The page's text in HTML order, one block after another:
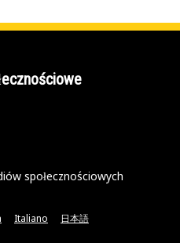
społecznościowych
Italiano 日本語